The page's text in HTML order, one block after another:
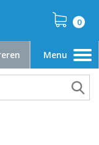
0
Toggle
navigation
Menu